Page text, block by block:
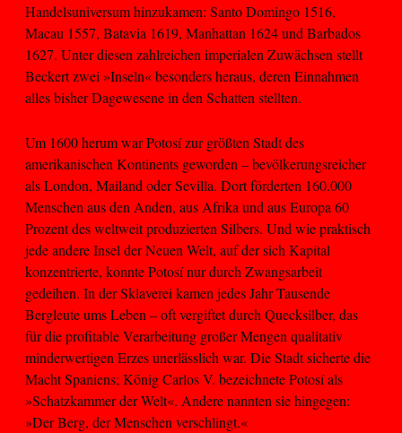
Handelsuniversum hinzukamen: Santo Domingo 1516,
Macau 1557, Batavia 1619, Manhattan 1624 und Barbados
1627. Unter diesen zahlreichen imperialen Zuwächsen stellt
Beckert zwei »Inseln« besonders heraus, deren Einnahmen
alles bisher Dagewesene in den Schatten stellten.
Um 1600 herum war Potosí zur größten Stadt des
amerikanischen Kontinents geworden – bevölkerungsreicher
als London, Mailand oder Sevilla. Dort förderten 160.000
Menschen aus den Anden, aus Afrika und aus Europa 60
Prozent des weltweit produzierten Silbers. Und wie praktisch
jede andere Insel der Neuen Welt, auf der sich Kapital
konzentrierte, konnte Potosí nur durch Zwangsarbeit
gedeihen. In der Sklaverei kamen jedes Jahr Tausende
Bergleute ums Leben – oft vergiftet durch Quecksilber, das
für die profitable Verarbeitung großer Mengen qualitativ
minderwertigen Erzes unerlässlich war. Die Stadt sicherte die
Macht Spaniens; König Carlos V. bezeichnete Potosí als
»Schatzkammer der Welt«. Andere nannten sie hingegen:
»Der Berg, der Menschen verschlingt.«